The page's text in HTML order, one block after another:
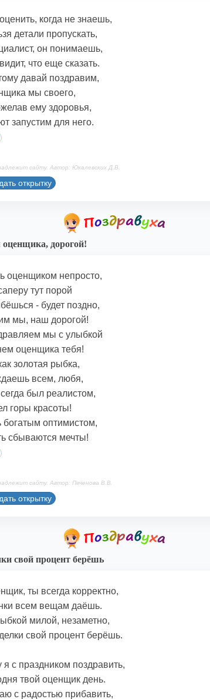
когда не знаешь,
детали пропускать,
он понимаешь,
что еще сказать.
давай поздравим,
мы своего,
ему здоровья,
запустим для него.
сайту. Автор: Юкалевских Д.В.
открытку
дорогой!
оценщиком непросто,
тут порой
- будет поздно,
мы, наш дорогой!
мы с улыбкой
оценщика тебя!
золотая рыбка,
всем, любя,
был реалистом,
горы красоты!
богатым оптимистом,
сбываются мечты!
сайту. Автор: Печенова В.В.
открытку
свой процент берёшь
ты всегда корректно,
всем вещам даёшь.
милой, незаметно,
свой процент берёшь.
я с праздником поздравить,
твой оценщик день.
с радостью прибавить,